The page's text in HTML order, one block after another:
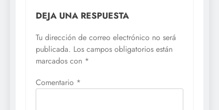
DEJA UNA RESPUESTA
Tu dirección de correo electrónico no será
publicada. Los campos obligatorios están
marcados con *
Comentario *